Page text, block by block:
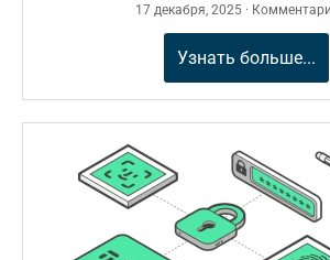
17 декабря, 2025 ·
Узнать больше...